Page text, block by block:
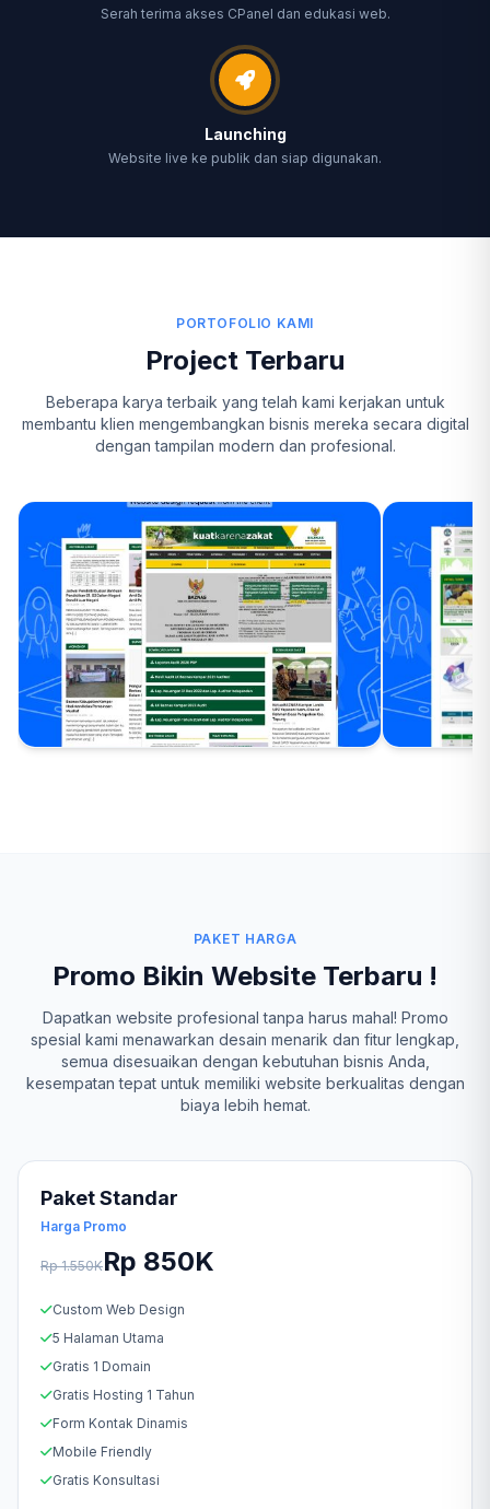
Serah terima akses CPanel dan edukasi web.
Launching
Website live ke publik dan siap digunakan.
PORTOFOLIO KAMI
Project Terbaru
Beberapa karya terbaik yang telah kami kerjakan untuk
membantu klien mengembangkan bisnis mereka secara digital
dengan tampilan modern dan profesional.
PAKET HARGA
Promo Bikin Website Terbaru !
Dapatkan website profesional tanpa harus mahal! Promo
spesial kami menawarkan desain menarik dan fitur lengkap,
semua disesuaikan dengan kebutuhan bisnis Anda,
kesempatan tepat untuk memiliki website berkualitas dengan
biaya lebih hemat.
Paket Standar
Harga Promo
Rp 1.550KRp 850K
Custom Web Design
5 Halaman Utama
Gratis 1 Domain
Gratis Hosting 1 Tahun
Form Kontak Dinamis
Mobile Friendly
Gratis Konsultasi